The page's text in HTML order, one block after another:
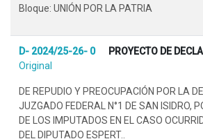
Bloque: UNIÓN POR LA PATRIA
D- 2024/25-26- 0 PROYECTO DE
Original
DE REPUDIO Y PREOCUPACIÓN POR LA
JUZGADO FEDERAL N°1 DE SAN ISIDRO,
DE LOS IMPUTADOS EN EL CASO
DEL DIPUTADO ESPERT..